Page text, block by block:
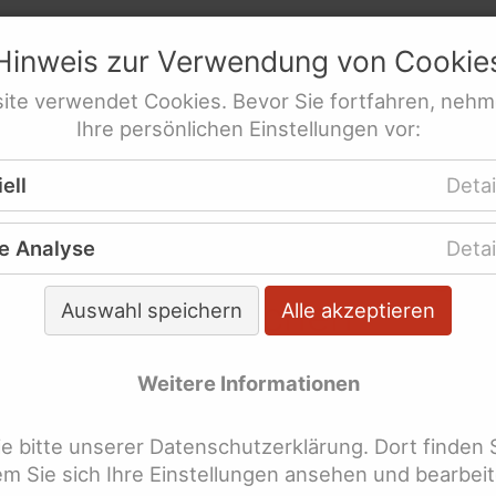
e.V.
behinderte Frauen
Veröffentlichungen WeiberZEIT "Leicht
WeiberZEIT "Leicht
suchen
überspringen
Gleich-Behandlungs-
zur Verwendung von
verwendet Cookies. Bevor Sie fortfahren,
Ihre persönlichen Einstellungen vor:
Analyse
Auswahl speichern Alle akzeptieren
Weitere Informationen
bitte unserer Datenschutzerklärung. Dort finden
Sie sich Ihre Einstellungen ansehen und